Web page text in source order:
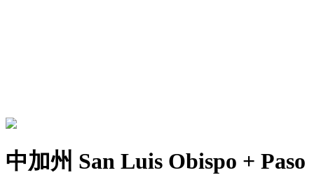
中加州 San Luis Obispo + Paso